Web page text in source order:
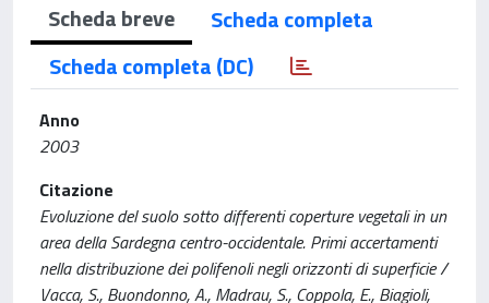
Scheda breve
Scheda completa
Scheda completa (DC)
Anno
2003
Citazione
Evoluzione del suolo sotto differenti coperture vegetali in un
area della Sardegna centro-occidentale. Primi accertamenti
nella distribuzione dei polifenoli negli orizzonti di superficie /
Vacca, S., Buondonno, A., Madrau, S., Coppola, E., Biagioli,